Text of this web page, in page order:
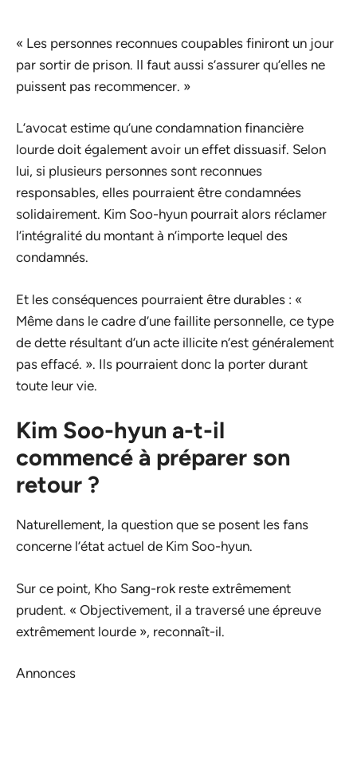
« Les personnes reconnues coupables finiront un jour
par sortir de prison. Il faut aussi s’assurer qu’elles ne
puissent pas recommencer. »
L’avocat estime qu’une condamnation financière
lourde doit également avoir un effet dissuasif. Selon
lui, si plusieurs personnes sont reconnues
responsables, elles pourraient être condamnées
solidairement. Kim Soo-hyun pourrait alors réclamer
l’intégralité du montant à n’importe lequel des
condamnés.
Et les conséquences pourraient être durables : «
Même dans le cadre d’une faillite personnelle, ce type
de dette résultant d’un acte illicite n’est généralement
pas effacé. ». Ils pourraient donc la porter durant
toute leur vie.
Kim Soo-hyun a-t-il
commencé à préparer son
retour ?
Naturellement, la question que se posent les fans
concerne l’état actuel de Kim Soo-hyun.
Sur ce point, Kho Sang-rok reste extrêmement
prudent. « Objectivement, il a traversé une épreuve
extrêmement lourde », reconnaît-il.
Annonces